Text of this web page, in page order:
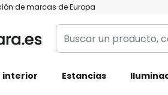
de marcas de Europa
Buscar
un
categoría,
interior Estancias